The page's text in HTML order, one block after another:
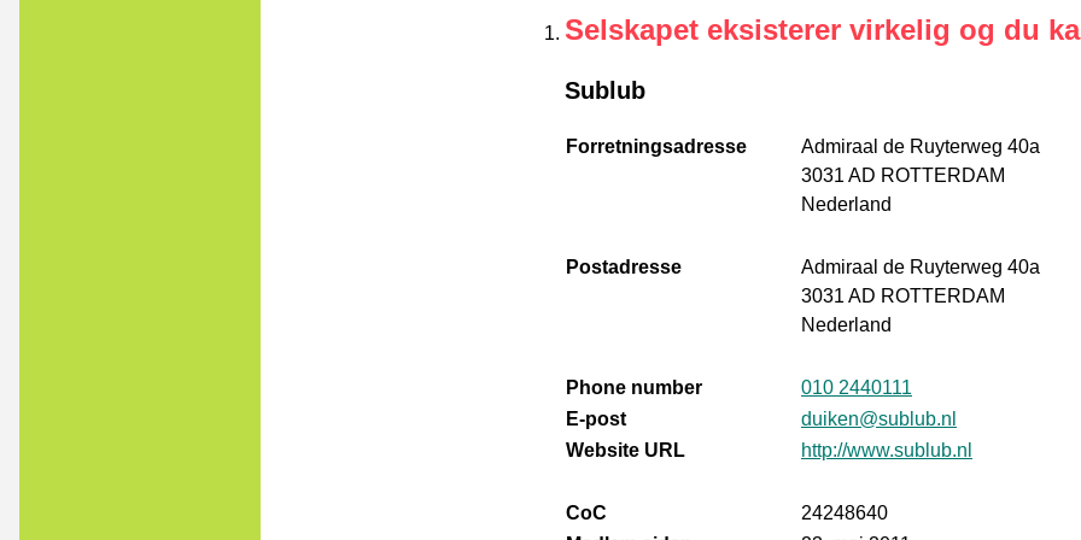
Selskapet eksisterer virkelig og du
Sublub
Forretningsadresse
Admiraal de Ruyterweg 40a
3031 AD ROTTERDAM
Nederland
Postadresse
Admiraal de Ruyterweg 40a
3031 AD ROTTERDAM
Nederland
Phone number
010 2440111
E-post
duiken@sublub.nl
Website URL
http://www.sublub.nl
CoC
24248640